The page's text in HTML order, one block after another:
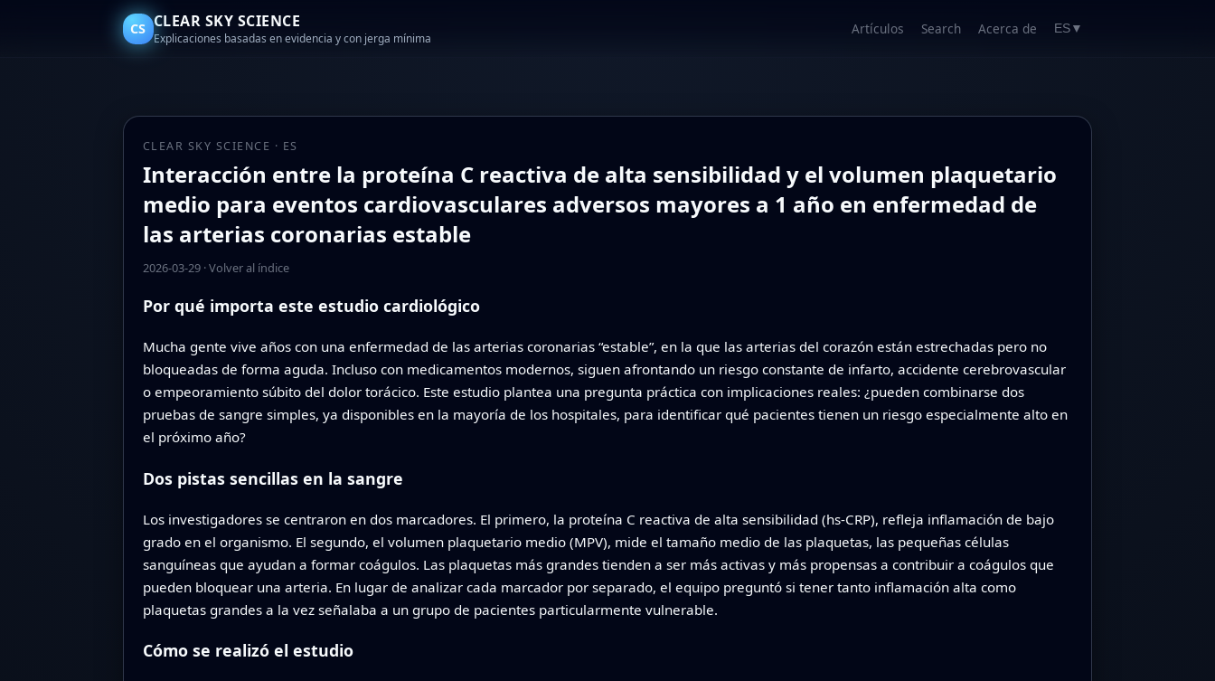
CS CLEAR SKY SCIENCE
Explicaciones basadas en evidencia y con jerga mínima
Artículos Search Acerca de ES ▼
CLEAR SKY SCIENCE · ES
Interacción entre la proteína C reactiva de alta sensibilidad y el volumen plaquetario
medio para eventos cardiovasculares adversos mayores a 1 año en enfermedad de
las arterias coronarias estable
2026-03-29·Volver al índice
Por qué importa este estudio cardiológico
Mucha gente vive años con una enfermedad de las arterias coronarias “estable”, en la que las arterias del corazón están estrechadas pero no
bloqueadas de forma aguda. Incluso con medicamentos modernos, siguen afrontando un riesgo constante de infarto, accidente cerebrovascular
o empeoramiento súbito del dolor torácico. Este estudio plantea una pregunta práctica con implicaciones reales: ¿pueden combinarse dos
pruebas de sangre simples, ya disponibles en la mayoría de los hospitales, para identificar qué pacientes tienen un riesgo especialmente alto en
el próximo año?
Dos pistas sencillas en la sangre
Los investigadores se centraron en dos marcadores. El primero, la proteína C reactiva de alta sensibilidad (hs‑CRP), refleja inflamación de bajo
grado en el organismo. El segundo, el volumen plaquetario medio (MPV), mide el tamaño medio de las plaquetas, las pequeñas células
sanguíneas que ayudan a formar coágulos. Las plaquetas más grandes tienden a ser más activas y más propensas a contribuir a coágulos que
pueden bloquear una arteria. En lugar de analizar cada marcador por separado, el equipo preguntó si tener tanto inflamación alta como
plaquetas grandes a la vez señalaba a un grupo de pacientes particularmente vulnerable.
Cómo se realizó el estudio